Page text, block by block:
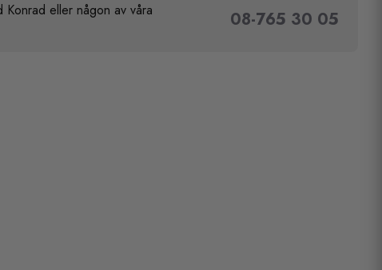
Konrad eller någon av våra
08-765 30 05